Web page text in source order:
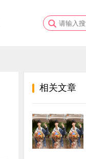
相关文章